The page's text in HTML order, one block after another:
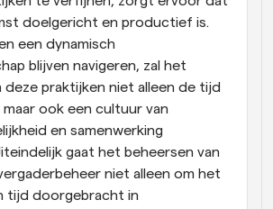
doelgericht en productief is.
een dynamisch
blijven navigeren, zal het
deze praktijken niet alleen de tijd
ook een cultuur van
en samenwerking
gaat het beheersen van
niet alleen om het
tijd doorgebracht in